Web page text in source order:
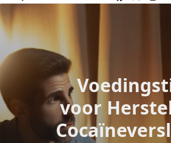
voor